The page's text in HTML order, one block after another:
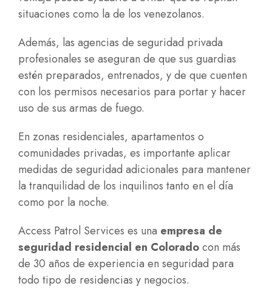
situaciones como la de los venezolanos.
Además, las agencias de seguridad privada
profesionales se aseguran de que sus guardias
estén preparados, entrenados, y de que cuenten
con los permisos necesarios para portar y hacer
uso de sus armas de fuego.
En zonas residenciales, apartamentos o
comunidades privadas, es importante aplicar
medidas de seguridad adicionales para mantener
la tranquilidad de los inquilinos tanto en el día
como por la noche.
Access Patrol Services es una empresa de
seguridad residencial en Coloradocon más
de 30 años de experiencia en seguridad para
todo tipo de residencias y negocios.